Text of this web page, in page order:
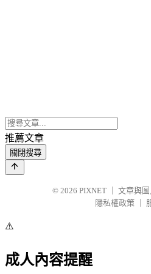
推薦文章
關閉搜尋
© 2026 PIXNET
文章與
隱私權政策
⚠️
成人內容提醒